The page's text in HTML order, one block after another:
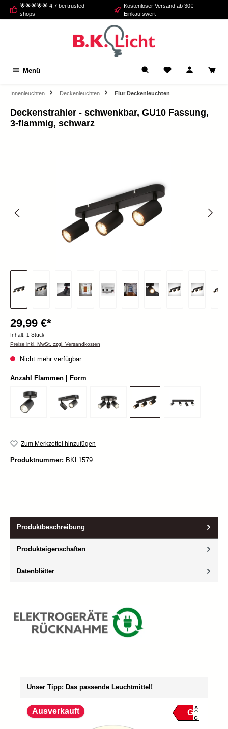
springen
🌟🌟🌟🌟🌟 4,7 bei trusted
shops
Kostenloser Versand ab 30€
Einkaufswert
Menü
Innenleuchten Deckenleuchten Flur Deckenleuchten
Deckenstrahler - schwenkbar, GU10 Fassung,
3-flammig, schwarz
29,99 €*
Inhalt: 1 Stück
Preise inkl. MwSt. zzgl. Versandkosten
Nicht mehr verfügbar
Anzahl Flammen | Form
Zum Merkzettel hinzufügen
Produktnummer: BKL1579
Produktbeschreibung
Produkteigenschaften
Datenblätter
Unser Tipp: Das passende Leuchtmittel!
Ausverkauft G
A
G